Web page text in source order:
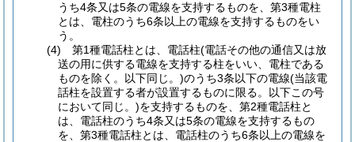
うち4条又は5条の電線を支持するものを、第3種電柱
とは、電柱のうち6条以上の電線を支持するものをい
う。
(4) 第1種電話柱とは、電話柱(電話その他の通信又は放
送の用に供する電線を支持する柱をいい、電柱である
ものを除く。以下同じ。)のうち3条以下の電線(当該電
話柱を設置する者が設置するものに限る。以下この号
において同じ。)を支持するものを、第2種電話柱と
は、電話柱のうち4条又は5条の電線を支持するもの
を、第3種電話柱とは、電話柱のうち6条以上の電線を